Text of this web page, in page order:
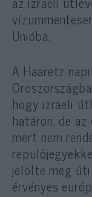
Unióba.
A Haaretz
hogy izraeli
határon, de
mert nem
jelölte meg
érvényes